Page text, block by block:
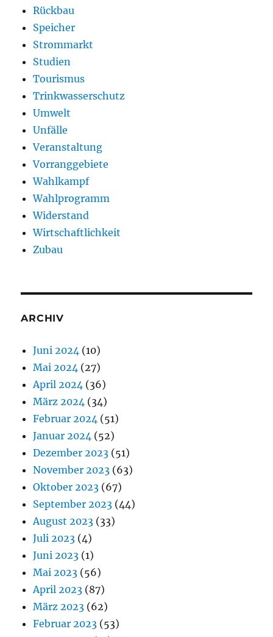
Rückbau
Speicher
Strommarkt
Studien
Tourismus
Trinkwasserschutz
Umwelt
Unfälle
Veranstaltung
Vorranggebiete
Wahlkampf
Wahlprogramm
Widerstand
Wirtschaftlichkeit
Zubau
ARCHIV
Juni 2024 (10)
Mai 2024 (27)
April 2024 (36)
März 2024 (34)
Februar 2024 (51)
Januar 2024 (52)
Dezember 2023 (51)
November 2023 (63)
Oktober 2023 (67)
September 2023 (44)
August 2023 (33)
Juli 2023 (4)
Juni 2023 (1)
Mai 2023 (56)
April 2023 (87)
März 2023 (62)
Februar 2023 (53)